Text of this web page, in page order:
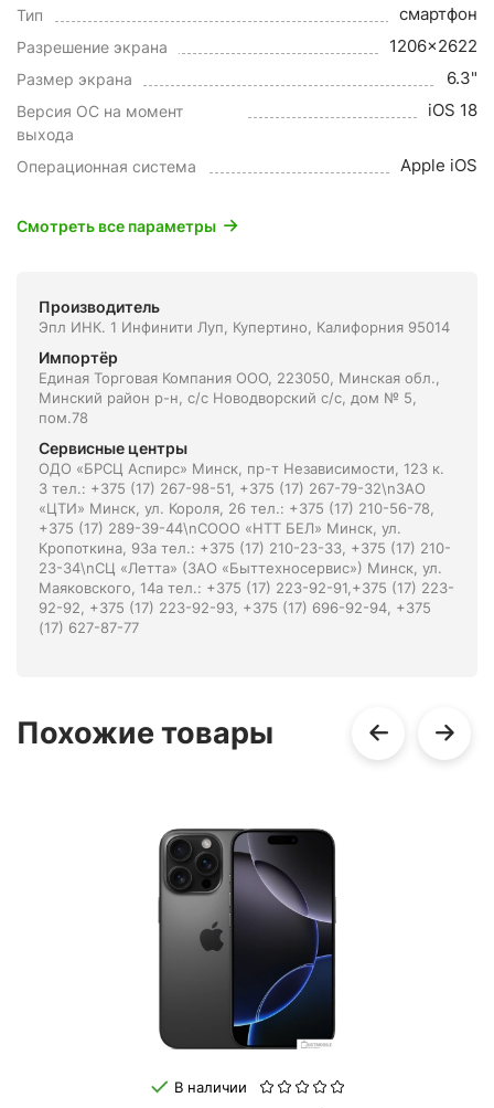
Тип смартфон
Разрешение экрана 1206x2622
Размер экрана 6.3"
Версия ОС на момент
выхода
iOS 18
Операционная система Apple iOS
Смотреть все параметры
Производитель
Эпл ИНК. 1 Инфинити Луп, Купертино, Калифорния 95014
Импортёр
Единая Торговая Компания ООО, 223050, Минская обл.,
Минский район р-н, с/с Новодворский с/с, дом № 5,
пом.78
Сервисные центры
ОДО «БРСЦ Аспирс» Минск, пр-т Независимости, 123 к.
3 тел.: +375 (17) 267-98-51, +375 (17) 267-79-32\nЗАО
«ЦТИ» Минск, ул. Короля, 26 тел.: +375 (17) 210-56-78,
+375 (17) 289-39-44\nСООО «НТТ БЕЛ» Минск, ул.
Кропоткина, 93а тел.: +375 (17) 210-23-33, +375 (17) 210-
23-34\nСЦ «Летта» (ЗАО «Быттехносервис») Минск, ул.
Маяковского, 14а тел.: +375 (17) 223-92-91,+375 (17) 223-
92-92, +375 (17) 223-92-93, +375 (17) 696-92-94, +375
(17) 627-87-77
Похожие товары
В наличии